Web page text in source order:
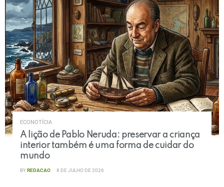
ECONOTÍCIA
A lição de Pablo Neruda: preservar a criança
interior também é uma forma de cuidar do
mundo
BY REDACAO 8 DE JULHO DE 2026